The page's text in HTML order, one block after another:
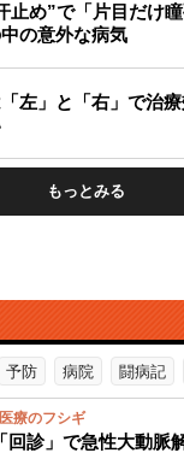
止め”で「片目だけ
の意外な病気
左」と「右」で治
もっとみる
予防 病院 闘病記
療のフシギ
回診」で急性大動脈